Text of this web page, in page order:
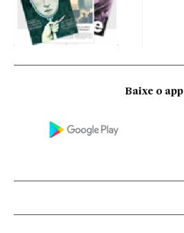
Baixe o app